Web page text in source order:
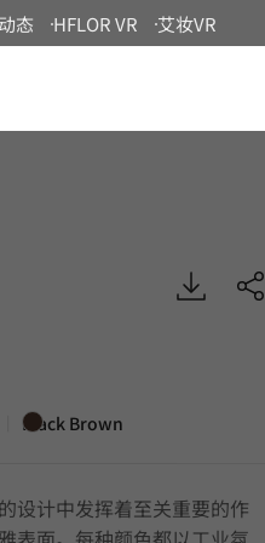
态 HFLOR VR 艾妆VR
Black Brown
设计中发挥着至关重要的作